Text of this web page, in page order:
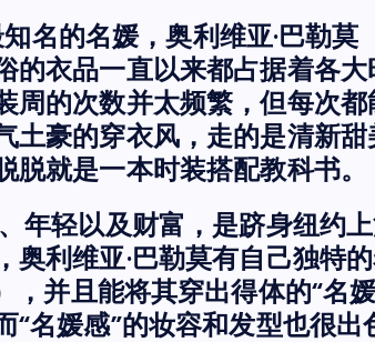
名的名媛，奥利维亚·巴勒
的衣品一直以来都占据着各
周的次数并太频繁，但每次
土豪的穿衣风，走的是清新
就是一本时装搭配教科书。
年轻以及财富，是跻身纽约
奥利维亚·巴勒莫有自己独特
并且能将其穿出得体的“名
名媛感”的妆容和发型也很出